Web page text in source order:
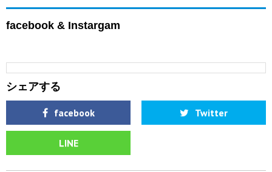
facebook & Instargam
シェアする
facebook Twitter
LINE